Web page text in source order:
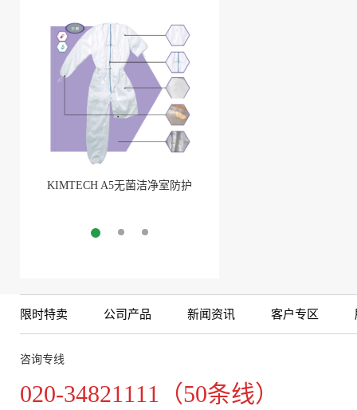
KIMTECH A5无菌洁净室防护
限时特卖 公司产品 新闻资讯 客户专区
咨询专线
020-34821111（50条线）